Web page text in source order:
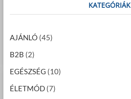
KATEGÓRIÁK
AJÁNLÓ(45)
B2B (2)
EGÉSZSÉG (10)
ÉLETMÓD(7)